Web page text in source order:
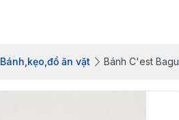
Bánh,kẹo,đồ ăn vặt Bánh C'est